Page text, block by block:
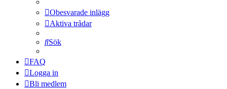
Obesvarade inlägg
Aktiva trådar
Sök
FAQ
Logga in
Bli medlem